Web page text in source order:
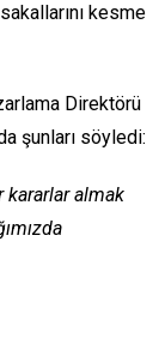
kesme
Direktörü
şunları söyledi:
kararlar almak